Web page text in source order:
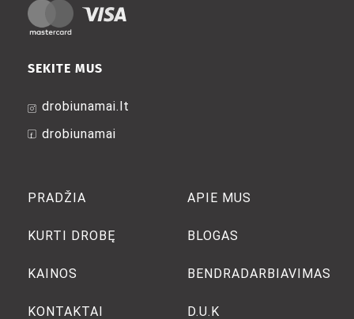
PRADŽIA
KURTI DROBĘ
KAINOS
KONTAKTAI
APIE MUS
BLOGAS
BENDRADARBIAVIMAS
D.U.K
SEKITE MUS
drobiunamai.lt
drobiunamai